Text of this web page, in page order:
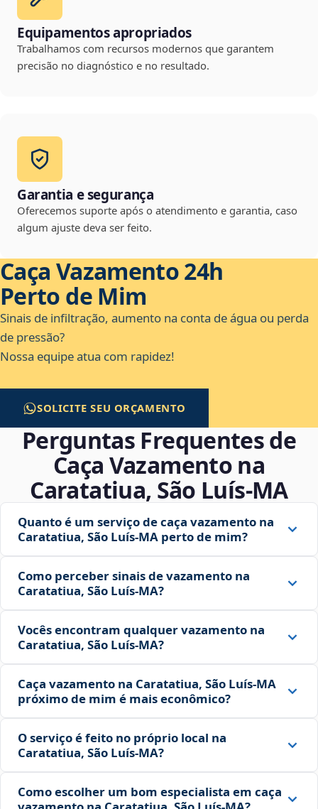
Equipamentos apropriados
Trabalhamos com recursos modernos que garantem
precisão no diagnóstico e no resultado.
Garantia e segurança
Oferecemos suporte após o atendimento e garantia, caso
algum ajuste deva ser feito.
Caça Vazamento 24h
Perto de Mim
Sinais de infiltração, aumento na conta de água ou perda
de pressão?
Nossa equipe atua com rapidez!
SOLICITE SEU ORÇAMENTO
Perguntas Frequentes de
Caça Vazamento na
Caratatiua, São Luís‑MA
Quanto é um serviço de caça vazamento na
Caratatiua, São Luís‑MA perto de mim?
Como perceber sinais de vazamento na
Caratatiua, São Luís‑MA?
Vocês encontram qualquer vazamento na
Caratatiua, São Luís‑MA?
Caça vazamento na Caratatiua, São Luís‑MA
próximo de mim é mais econômico?
O serviço é feito no próprio local na
Caratatiua, São Luís‑MA?
Como escolher um bom especialista em caça